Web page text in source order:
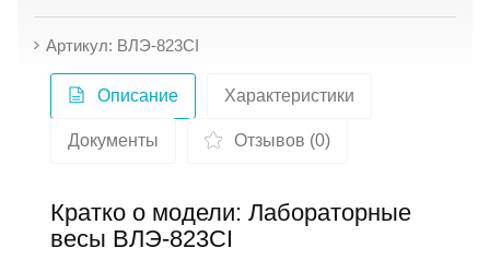
Артикул: ВЛЭ-823CI
Описание Характеристики
Документы Отзывов (0)
Кратко о модели: Лабораторные
весы ВЛЭ-823CI